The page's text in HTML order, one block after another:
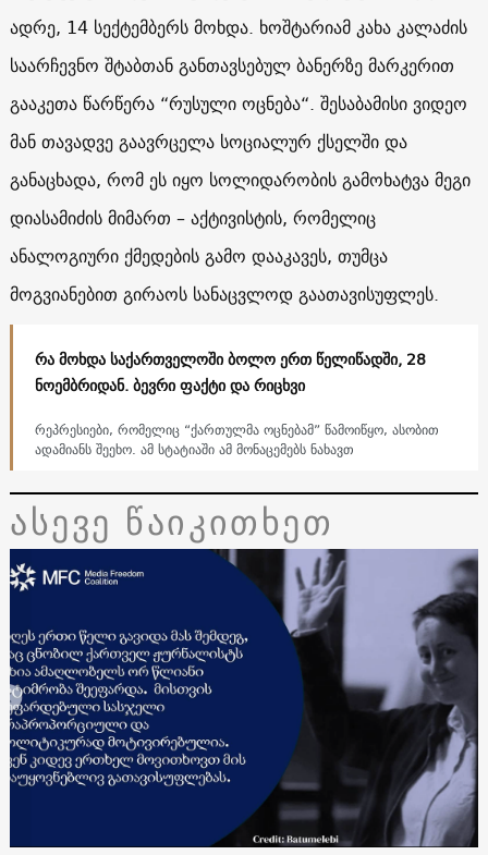
ადრე, 14 სექტემბერს მოხდა. ხოშტარიამ კახა კალაძის
საარჩევნო შტაბთან განთავსებულ ბანერზე მარკერით
გააკეთა წარწერა “რუსული ოცნება“. შესაბამისი ვიდეო
მან თავადვე გაავრცელა სოციალურ ქსელში და
განაცხადა, რომ ეს იყო სოლიდარობის გამოხატვა მეგი
დიასამიძის მიმართ – აქტივისტის, რომელიც
ანალოგიური ქმედების გამო დააკავეს, თუმცა
მოგვიანებით გირაოს სანაცვლოდ გაათავისუფლეს.
რა მოხდა საქართველოში ბოლო ერთ წელიწადში, 28
ნოემბრიდან. ბევრი ფაქტი და რიცხვი
რეპრესიები, რომელიც “ქართულმა ოცნებამ” წამოიწყო, ასობით
ადამიანს შეეხო. ამ სტატიაში ამ მონაცემებს ნახავთ
ასევე წაიკითხეთ